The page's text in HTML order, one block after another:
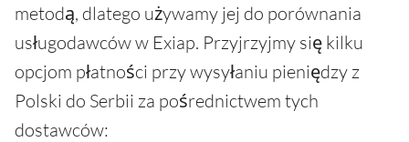
metodą, dlatego używamy jej do porównania
usługodawców w Exiap. Przyjrzyjmy się kilku
opcjom płatności przy wysyłaniu pieniędzy z
Polski do Serbii za pośrednictwem tych
dostawców: